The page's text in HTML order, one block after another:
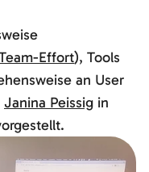
Effort), Tools
an User
Janina Peissig in